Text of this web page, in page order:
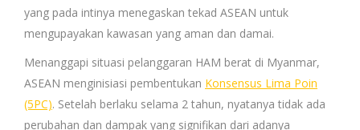
yang pada intinya menegaskan tekad ASEAN untuk
mengupayakan kawasan yang aman dan damai.
Menanggapi situasi pelanggaran HAM berat di Myanmar,
ASEAN menginisiasi pembentukan Konsensus Lima Poin
(5PC). Setelah berlaku selama 2 tahun, nyatanya tidak ada
perubahan dan dampak yang signifikan dari adanya